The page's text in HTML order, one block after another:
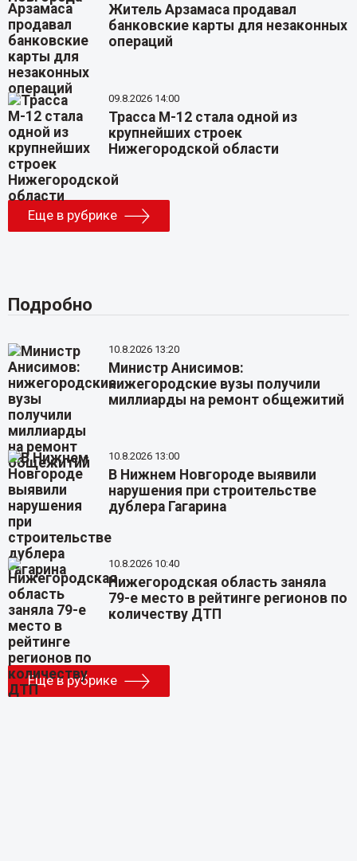
Житель Арзамаса продавал
банковские карты для незаконных
операций
09.8.2026 14:00
Трасса М-12 стала одной из
крупнейших строек
Нижегородской области
Еще в рубрике
Подробно
10.8.2026 13:20
Министр Анисимов:
нижегородские вузы получили
миллиарды на ремонт общежитий
10.8.2026 13:00
В Нижнем Новгороде выявили
нарушения при строительстве
дублера Гагарина
10.8.2026 10:40
Нижегородская область заняла
79-е место в рейтинге регионов по
количеству ДТП
Еще в рубрике